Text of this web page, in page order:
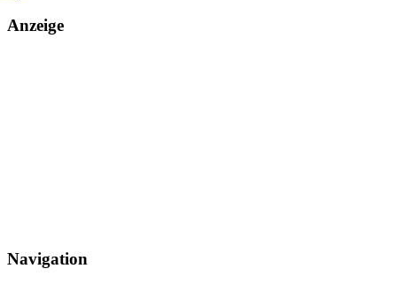
Anzeige
Navigation